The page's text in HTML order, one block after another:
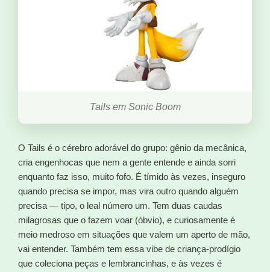
Tails em Sonic Boom
O Tails é o cérebro adorável do grupo: gênio da mecânica,
cria engenhocas que nem a gente entende e ainda sorri
enquanto faz isso, muito fofo. É tímido às vezes, inseguro
quando precisa se impor, mas vira outro quando alguém
precisa — tipo, o leal número um. Tem duas caudas
milagrosas que o fazem voar (óbvio), e curiosamente é
meio medroso em situações que valem um aperto de mão,
vai entender. Também tem essa vibe de criança-prodígio
que coleciona peças e lembrancinhas, e às vezes é